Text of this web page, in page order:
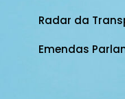
Radar da
Emendas